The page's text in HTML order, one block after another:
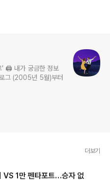
' 🖨️ 내가 궁금한 정보
그 (2005년 5월)부터
더보기
VS 1만 펜타포트…승자 없